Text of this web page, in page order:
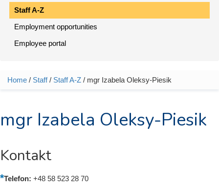
Staff A-Z
Employment opportunities
Employee portal
You are here
Home / Staff/ Staff A-Z / mgr Izabela Oleksy-Piesik
mgr Izabela Oleksy-Piesik
Kontakt
Telefon: +48 58 523 28 70